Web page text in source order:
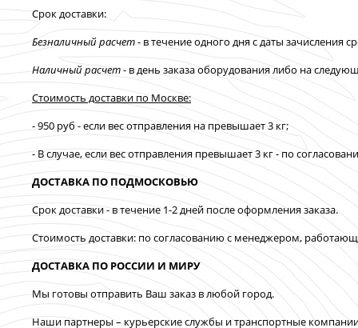
Срок доставки:
Безналичный расчет- в течение одного дня с даты зачисления
Наличный расчет- в день заказа оборудования либо на
Стоимость доставки по Москве:
- 950 руб - если вес отправления на превышает 3 кг;
- В случае, если вес отправления превышает 3 кг - по
ДОСТАВКА ПО ПОДМОСКОВЬЮ
Срок доставки - в течение 1-2 дней после оформления заказа.
Стоимость доставки: по согласованию с менеджером,
ДОСТАВКА ПО РОССИИ И МИРУ
Мы готовы отправить Ваш заказ в любой город.
Наши партнеры – курьерские службы и транспортные